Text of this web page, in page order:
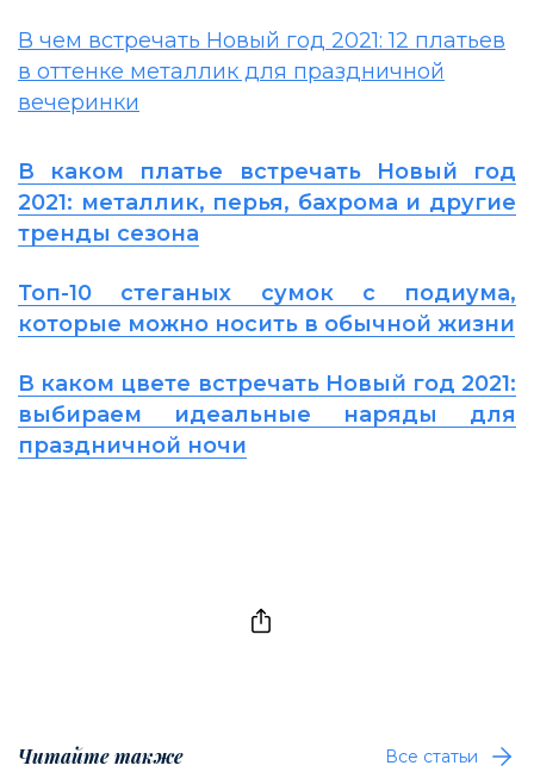
В чем встречать Новый год 2021: 12 платьев
в оттенке металлик для праздничной
вечеринки
В каком платье встречать Новый год
2021: металлик, перья, бахрома и другие
тренды сезона
Топ-10 стеганых сумок с подиума,
которые можно носить в обычной жизни
В каком цвете встречать Новый год 2021:
выбираем идеальные наряды для
праздничной ночи
Читайте также Все статьи